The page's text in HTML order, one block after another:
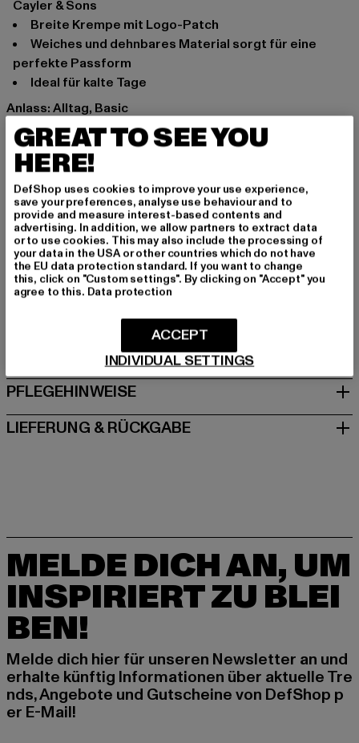
Cayler & Sons
Breite Krempe mit Logo-Patch
Weiches und dehnbares Material sorgt für eine
perfekte Passform
Ideal für kalte Tage
Anlass: Alltag, Basic
Marke: Cayler & Sons
Kat.: Beanies
Farbe: schwarz
Hersteller Farbe: black
Materialzusammensetzung: 100% Polyacryl
Art.Nr: CS3000-00007
Hersteller: TB International GmbH |info@tbint.de
Dr.-Robert-Murjahn-Straße 7 | 64372 Ober-Ramstadt |
DE
GRÖSSE & PASSFORM
PFLEGEHINWEISE
LIEFERUNG & RÜCKGABE
MELDE DICH AN, UM
INSPIRIERT ZU BLEI
BEN!
Melde dich hier für unseren Newsletter an und
erhalte künftig Informationen über aktuelle Tre
nds, Angebote und Gutscheine von DefShop p
er E-Mail!
GREAT TO SEE YOU
HERE!
DefShop uses cookies to improve your use experience,
save your preferences, analyse use behaviour and to
provide and measure interest-based contents and
advertising. In addition, we allow partners to extract data
or to use cookies. This may also include the processing of
your data in the USA or other countries which do not have
the EU data protection standard. If you want to change
this, click on "Custom settings". By clicking on "Accept" you
agree to this. Data protection
INDIVIDUAL SETTINGS
ACCEPT